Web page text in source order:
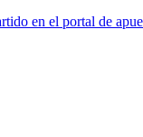
en el portal de